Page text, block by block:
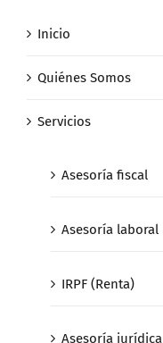
Inicio
Quiénes Somos
Servicios
Asesoría fiscal
Asesoría laboral
IRPF (Renta)
Asesoría jurídica